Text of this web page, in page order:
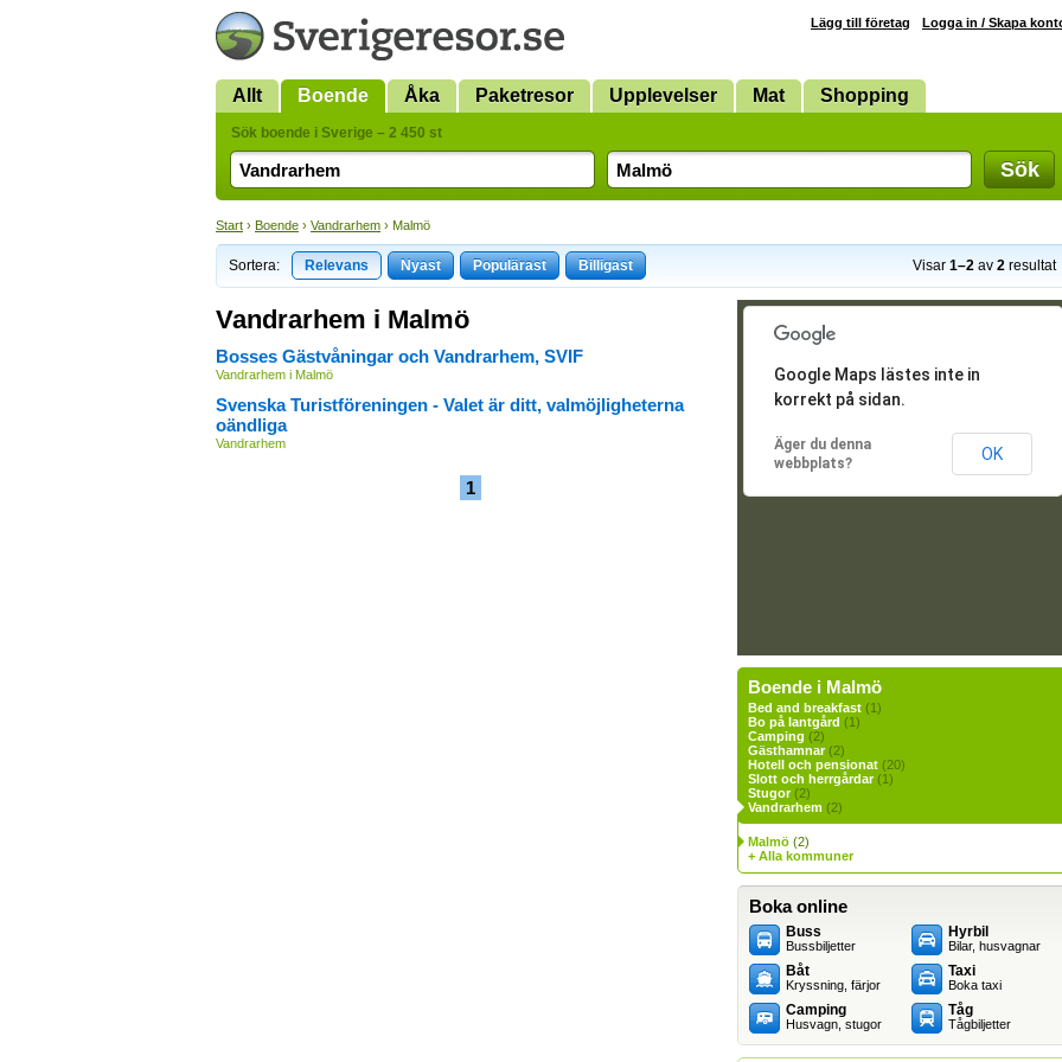
Lägg till företag Logga in / Skapa
Allt Boende Åka Paketresor Upplevelser Mat Shopping
Sök boende i Sverige – 2 450 st
Sök
Start › Boende › Vandrarhem › Malmö
Sortera: Relevans Nyast Populärast Billigast Visar 1–2 av 2 resultat
Vandrarhem i Malmö
Bosses Gästvåningar och Vandrarhem, SVIF
Vandrarhem i Malmö
Svenska Turistföreningen - Valet är ditt, valmöjligheterna
oändliga
Vandrarhem
1
Google Maps lästes inte in
korrekt på sidan.
Äger du denna
webbplats?
OK
Boende i Malmö
Bed and breakfast (1)
Bo på lantgård (1)
Camping (2)
Gästhamnar(2)
Hotell och pensionat (20)
Slott och herrgårdar(1)
Stugor(2)
Vandrarhem (2)
Malmö (2)
+ Alla kommuner
Boka online
Buss
Bussbiljetter
Båt
Kryssning, färjor
Camping
Husvagn, stugor
Hyrbil
Bilar, husvagnar
Taxi
Boka taxi
Tåg
Tågbiljetter